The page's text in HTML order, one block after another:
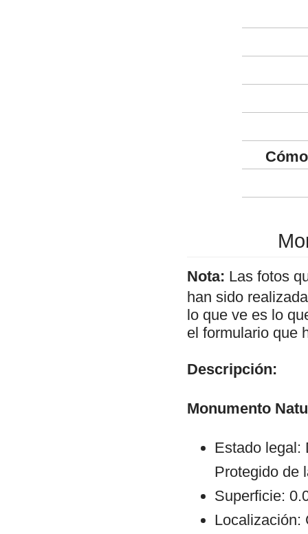
Nota: Las fotos
han sido
lo que ve es lo
el formulario que
Descripción:
Monumento
Estado legal:
Protegido de
Superficie:
Localización: